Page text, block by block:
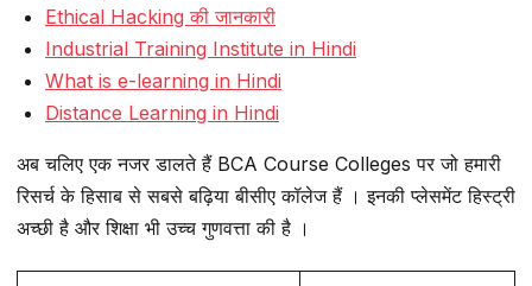
Ethical Hacking की जानकारी
Industrial Training Institute in Hindi
What is e-learning in Hindi
Distance Learning in Hindi
अब चलिए एक नजर डालते हैं BCA Course Colleges पर जो हमारी
रिसर्च के हिसाब से सबसे बढ़िया बीसीए कॉलेज हैं । इनकी प्लेसमेंट हिस्ट्री
अच्छी है और शिक्षा भी उच्च गुणवत्ता की है ।